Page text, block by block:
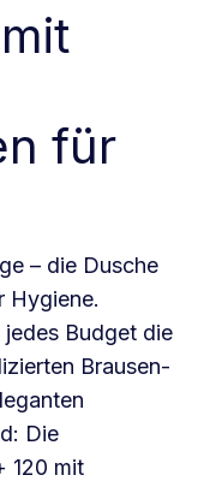
für
– die Dusche
Hygiene.
jedes Budget die
Brausen-
Die
120 mit